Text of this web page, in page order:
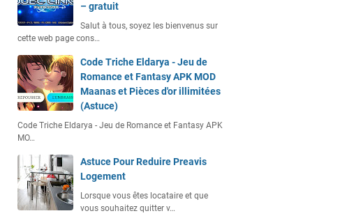
– gratuit
Salut à tous, soyez les bienvenus sur
cette web page cons…
Code Triche Eldarya - Jeu de
Romance et Fantasy APK MOD
Maanas et Pièces d'or illimitées
(Astuce)
Code Triche Eldarya - Jeu de Romance et Fantasy APK
MO…
Astuce Pour Reduire Preavis
Logement
Lorsque vous êtes locataire et que
vous souhaitez quitter v…